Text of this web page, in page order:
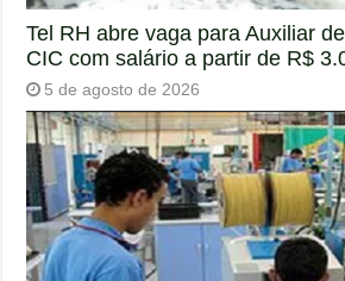
Tel RH abre vaga para Auxiliar
CIC com salário a partir de R$
5 de agosto de 2026